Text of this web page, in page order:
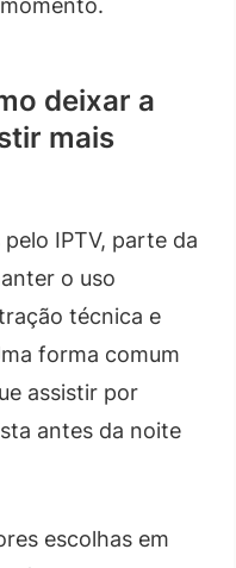
deixar a
mais
IPTV, parte da
o uso
técnica e
forma comum
assistir por
antes da noite
escolhas em